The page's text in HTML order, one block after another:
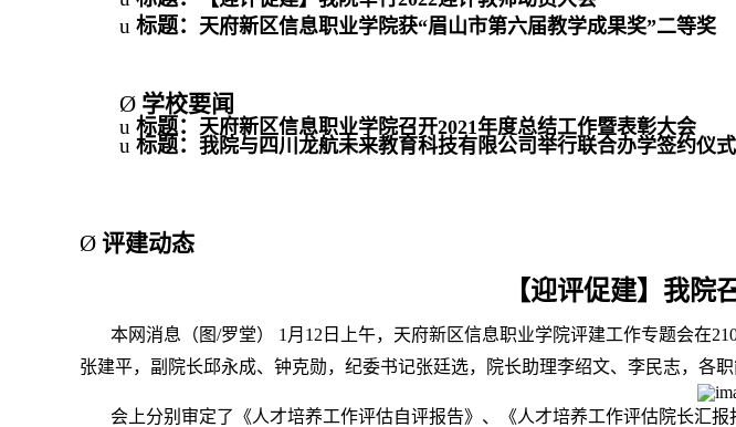
u 标题： 天府新区信息职业学院获“眉山市第六届教学成果奖”二等奖
Ø 学校要闻
u 标题： 天府新区信息职业学院召开2021年度总结工作暨表彰大会
u 标题： 我院与四川龙航未来教育科技有限公司举行联合办学签约仪式
Ø 评建动态
【迎评促建】我院
本网消息（图/罗堂） 1月12日上午，天府新区信息职业学院评建工作专题会在
张建平，副院长邱永成、钟克勋，纪委书记张廷选，院长助理李绍文、李民志，各
会上分别审定了《人才培养工作评估自评报告》、《人才培养工作评估院长汇